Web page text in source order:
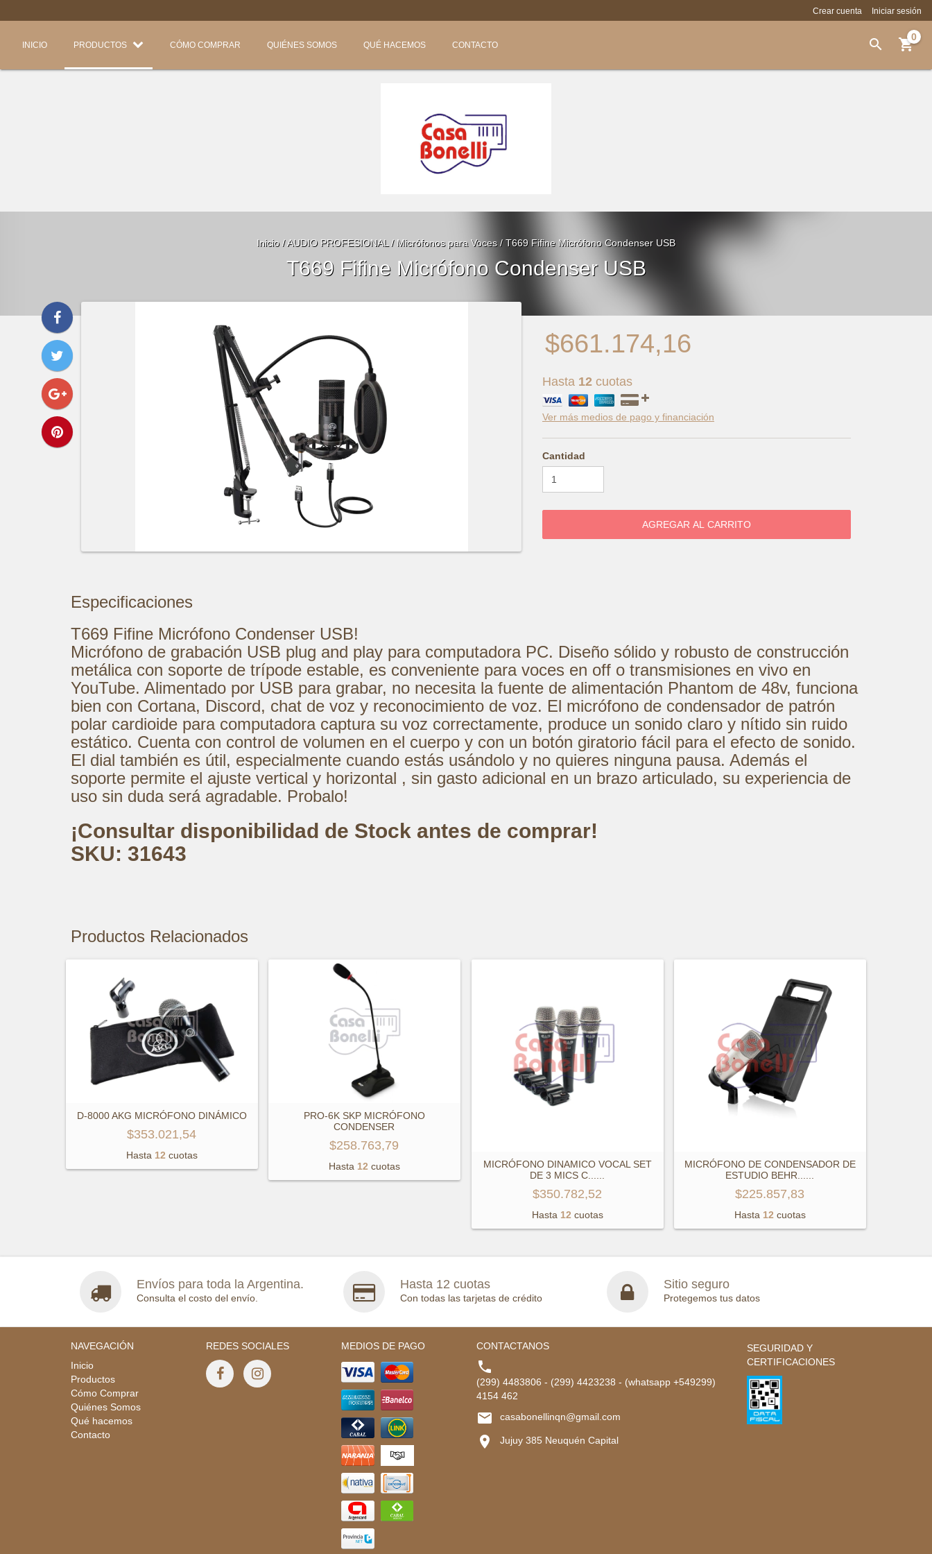

Crear cuenta Iniciar sesión
INICIO PRODUCTOS CÓMO COMPRAR QUIÉNES SOMOS QUÉ HACEMOS CONTACTO 0

Inicio / AUDIO PROFESIONAL / Micrófonos para Voces / T669 Fifine Micrófono Condenser USB
T669 Fifine Micrófono Condenser USB
$661.174,16
Hasta 12 cuotas
Ver más medios de pago y financiación
Cantidad
Especificaciones
T669 Fifine Micrófono Condenser USB!
Micrófono de grabación USB plug and play para computadora PC. Diseño sólido y robusto de construcción
metálica con soporte de trípode estable, es conveniente para voces en off o transmisiones en vivo en
YouTube. Alimentado por USB para grabar, no necesita la fuente de alimentación Phantom de 48v, funciona
bien con Cortana, Discord, chat de voz y reconocimiento de voz. El micrófono de condensador de patrón
polar cardioide para computadora captura su voz correctamente, produce un sonido claro y nítido sin ruido
estático. Cuenta con control de volumen en el cuerpo y con un botón giratorio fácil para el efecto de sonido.
El dial también es útil, especialmente cuando estás usándolo y no quieres ninguna pausa. Además el
soporte permite el ajuste vertical y horizontal , sin gasto adicional en un brazo articulado, su experiencia de
uso sin duda será agradable. Probalo!
¡Consultar disponibilidad de Stock antes de comprar!
SKU: 31643
Productos Relacionados
D-8000 AKG MICRÓFONO DINÁMICO
$353.021,54
Hasta 12cuotas
PRO-6K SKP MICRÓFONO
CONDENSER
$258.763,79
Hasta 12cuotas
MICRÓFONO DINAMICO VOCAL SET
DE 3 MICS C...
$350.782,52
Hasta 12 cuotas
MICRÓFONO DE CONDENSADOR DE
ESTUDIO BEHR...
$225.857,83
Hasta 12 cuotas
Envíos para toda la Argentina.
Consulta el costo del envío.
Hasta 12 cuotas
Con todas las tarjetas de crédito
Sitio seguro
Protegemos tus datos
NAVEGACIÓN
Inicio
Productos
Cómo Comprar
Quiénes Somos
Qué hacemos
Contacto
REDES SOCIALES MEDIOS DE PAGO CONTACTANOS

(299) 4483806 - (299) 4423238 - (whatsapp +549299)
4154 462
 casabonellinqn@gmail.com
 Jujuy 385 Neuquén Capital
SEGURIDAD Y
CERTIFICACIONES